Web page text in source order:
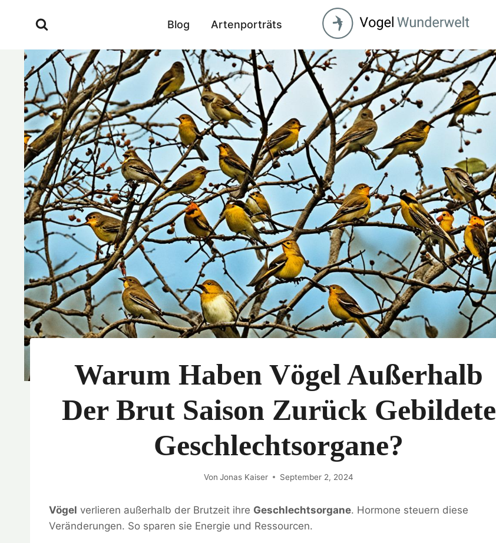
Blog Artenporträts
Warum Haben Vögel Außerhalb
Der Brut Saison Zurück Gebildete
Geschlechtsorgane?
Von Jonas Kaiser September 2, 2024
Vögel verlieren außerhalb der Brutzeit ihre Geschlechtsorgane. Hormone steuern diese
Veränderungen. So sparen sie Energie und Ressourcen.